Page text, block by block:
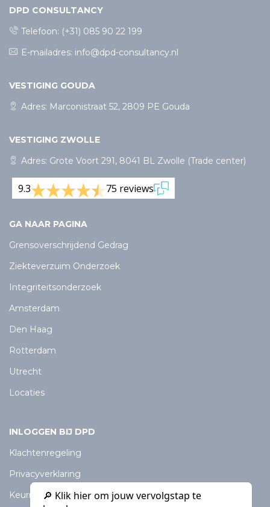
DPD CONSULTANCY
Telefoon: (+31) 085 90 22 199
E-mailadres: info@dpd-consultancy.nl
VESTIGING GOUDA
Adres: Marconistraat 52, 2809 PE Gouda
VESTIGING ZWOLLE
Adres: Grote Voort 291, 8041 BL Zwolle (Trade center)
9.3 75 reviews
GA NAAR PAGINA
Grensoverschrijdend Gedrag
Ziekteverzuim Onderzoek
Integriteitsonderzoek
Amsterdam
Den Haag
Rotterdam
Utrecht
Locaties
INLOGGEN BIJ DPD
Klachtenregeling
Privacyverklaring
Keurmerk Particulier Onderzoeksbureau
🔎 Klik hier om jouw vervolgstap te